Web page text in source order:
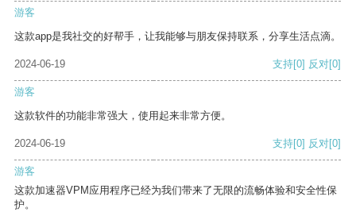
游客
这款app是我社交的好帮手，让我能够与朋友保持联系，分享生活点滴。
2024-06-19 支持[0] 反对[0]
游客
这款软件的功能非常强大，使用起来非常方便。
2024-06-19 支持[0] 反对[0]
游客
这款加速器VPM应用程序已经为我们带来了无限的流畅体验和安全性保
护。